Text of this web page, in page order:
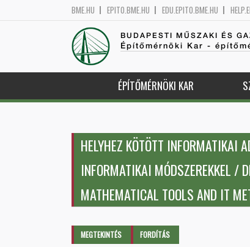
BME.HU EPITO.BME.HU EDU.EPITO.BME.HU
BUDAPESTI MŰSZAKI ÉS
Építőmérnöki Kar -
ÉPÍTŐMÉRNÖKI KAR
HELYHEZ KÖTÖTT INFORMATIKAI
INFORMATIKAI MÓDSZEREKKEL /
MATHEMATICAL TOOLS AND IT
Elsődleges fülek
MEGTEKINTÉS (AKTÍVFORDÍTÁS